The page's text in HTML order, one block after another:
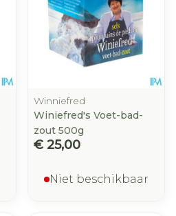
Winniefred
Winiefred's Voet-bad-
zout 500g
€ 25,00
Niet beschikbaar